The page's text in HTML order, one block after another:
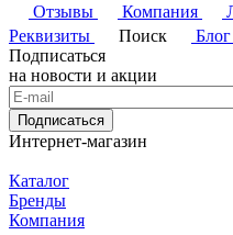
Отзывы
Компания
Реквизиты
Поиск Блог
Подписаться
на новости и акции
Подписаться
Интернет-магазин
Каталог
Бренды
Компания